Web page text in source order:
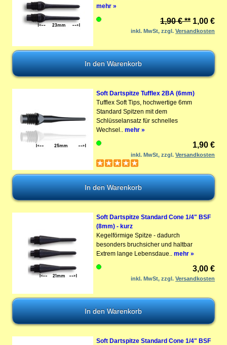
mehr »
1,90 € ** 1,00 €
inkl. MwSt, zzgl.Versandkosten
Soft Dartspitze Tufflex 2BA (6mm)
Tufflex Soft Tips, hochwertige 6mm
Standard Spitzen mit dem
Schlüsselansatz für schnelles
Wechsel.. mehr »
1,90 €
inkl. MwSt, zzgl.Versandkosten
Soft Dartspitze Standard Cone 1/4" BSF
(8mm) - kurz
Kegelförmige Spitze - dadurch
besonders bruchsicher und haltbar
Extrem lange Lebensdaue.. mehr »
3,00 €
inkl. MwSt, zzgl.Versandkosten
Soft Dartspitze Standard Cone 1/4" BSF